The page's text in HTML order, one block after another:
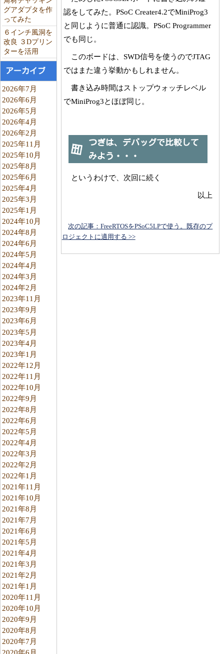
グアダプタを作
ってみた
６インチ風洞を
改良 ３Dプリン
ターを活用
アーカイブ
2026年7月
2026年6月
2026年5月
2026年4月
2026年2月
2025年11月
2025年10月
2025年8月
2025年6月
2025年4月
2025年3月
2025年1月
2024年10月
2024年8月
2024年6月
2024年5月
2024年4月
2024年3月
2024年2月
2023年11月
2023年9月
2023年6月
2023年5月
2023年4月
2023年1月
2022年12月
2022年11月
2022年10月
2022年9月
2022年8月
2022年6月
2022年5月
2022年4月
2022年3月
2022年2月
2022年1月
2021年11月
2021年10月
2021年8月
2021年7月
2021年6月
2021年5月
2021年4月
2021年3月
2021年2月
2021年1月
2020年11月
2020年10月
2020年9月
2020年8月
2020年7月
認をしてみた。PSoC Creater4.2でMiniProg3
と同じように普通に認識。PSoC Programmer
でも同じ。
このボードは、SWD信号を使うのでJTAG
ではまた違う挙動かもしれません。
書き込み時間はストップウォッチレベル
でMiniProg3とほぼ同じ。
つぎは、デバッグで比較して
みよう・・・
というわけで、次回に続く
以上
次の記事：FreeRTOSをPSoC5LPで使う。既存のプ
ロジェクトに適用する >>